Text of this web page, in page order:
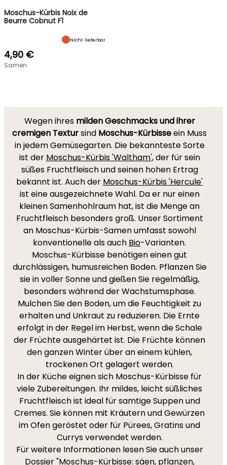
Moschus-Kürbis Noix de
Beurre Cobnut F1
Nicht lieferbar
4,90 €
Samen
Wegen ihres milden Geschmacks und ihrer
cremigen Textursind Moschus-Kürbisseein Muss
in jedem Gemüsegarten. Die bekannteste Sorte
ist der Moschus-Kürbis 'Waltham', der für sein
süßes Fruchtfleisch und seinen hohen Ertrag
bekannt ist. Auch der Moschus-Kürbis 'Hercule'
ist eine ausgezeichnete Wahl. Da er nur einen
kleinen Samenhohlraum hat, ist die Menge an
Fruchtfleisch besonders groß. Unser Sortiment
an Moschus-Kürbis-Samen umfasst sowohl
konventionelle als auch Bio-Varianten.
Moschus-Kürbisse benötigen einen gut
durchlässigen, humusreichen Boden. Pflanzen Sie
sie in voller Sonne und gießen Sie regelmäßig,
besonders während der Wachstumsphase.
Mulchen Sie den Boden, um die Feuchtigkeit zu
erhalten und Unkraut zu reduzieren. Die Ernte
erfolgt in der Regel im Herbst, wenn die Schale
der Früchte ausgehärtet ist. Die Früchte können
den ganzen Winter über an einem kühlen,
trockenen Ort gelagert werden.
In der Küche eignen sich Moschus-Kürbisse für
viele Zubereitungen. Ihr mildes, leicht süßliches
Fruchtfleisch ist ideal für samtige Suppen und
Cremes. Sie können mit Kräutern und Gewürzen
im Ofen geröstet oder für Pürees, Gratins und
Currys verwendet werden.
Für weitere Informationen lesen Sie auch unser
Dossier "Moschus-Kürbisse: säen, pflanzen,